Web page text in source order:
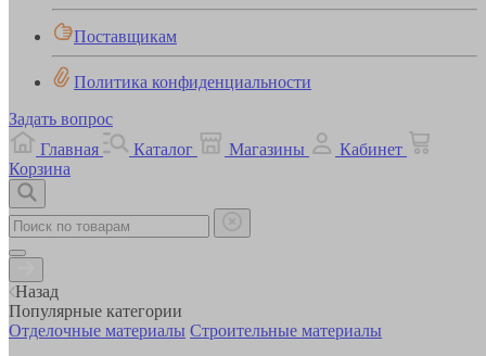
Поставщикам
Политика конфиденциальности
Задать вопрос
Главная
Каталог Магазины
Кабинет
Корзина
Назад
Популярные категории
Отделочные материалы Строительные материалы